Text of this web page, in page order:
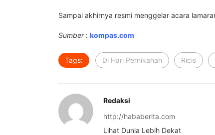
Sampai akhirnya resmi menggelar acara
Sumber: kompas.com
Tags: Di Hari Pernikahan Ricis
Redaksi
http://hababerita.com
Lihat Dunia Lebih Dekat